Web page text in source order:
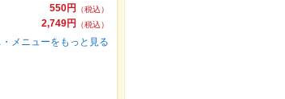
550円
（税込）
2,749円
（税込）
メニューをもっと見る